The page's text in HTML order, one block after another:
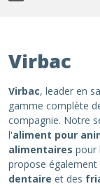
Virbac
Virbac, leader en
gamme complète
compagnie. Notre
l'aliment pour
alimentaires pour
propose également
dentaire et des